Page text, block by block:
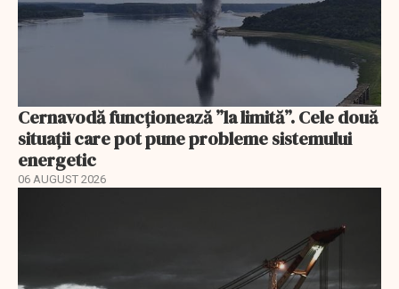
Cernavodă funcționează ”la limită”. Cele două
situații care pot pune probleme sistemului
energetic
06 AUGUST 2026